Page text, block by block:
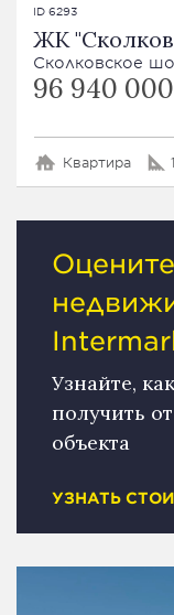
ID 6293
ЖК
Сколковское
96 940
Квартира
Узнайте,
получить
объекта
УЗНАТЬ